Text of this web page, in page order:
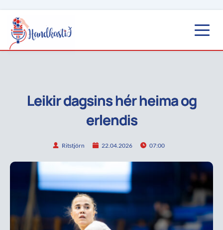
Leikir dagsins hér heima og
erlendis
Ritstjórn 22.04.2026 07:00